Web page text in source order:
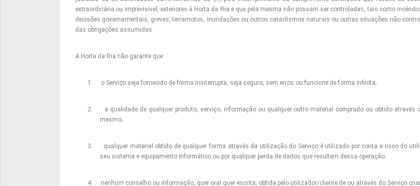
extraordinária ou imprevisível, exteriores à Horta da Ria e que pela mesma não possam ser controladas, tais como
decisões governamentais, greves, terramotos, inundações ou outros cataclismos naturais ou outras situações não
das obrigações assumidas.
A Horta da Ria não garante que:
1. o Serviço seja fornecido de forma ininterrupta, seja seguro, sem erros ou funcione de forma infinita;
2.
a qualidade de qualquer produto, serviço, informação ou qualquer outro material comprado ou obtido
mesmo;
3.
qualquer material obtido de qualquer forma através da utilização do Serviço é utilizado por conta e risco do
seu sistema e equipamento informático ou por qualquer perda de dados que resultem dessa operação.
4. nenhum conselho ou informação, quer oral quer escrita, obtida pelo utilizador/cliente de ou através do Serviço